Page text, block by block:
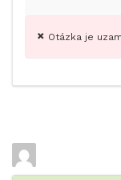
Otázka je